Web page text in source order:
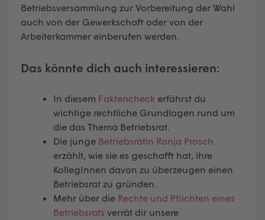
Betriebsversammlung zur Vorbereitung der Wahl
auch von der Gewerkschaft oder von der
Arbeiterkammer einberufen werden.
Das könnte dich auch interessieren:
In diesem Faktencheck erfährst du
wichtige rechtliche Grundlagen rund um
die das Thema Betriebsrat.
Die junge Betriebsrätin Ronja Prosch
erzählt, wie sie es geschafft hat, ihre
KollegInnen davon zu überzeugen einen
Betriebsrat zu gründen.
Mehr über die Rechte und Pflichten eines
Betriebsrats verrät dir unsere